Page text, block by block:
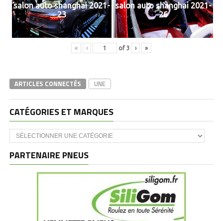
salon auto shanghai 2021-
23
salon auto shanghai 2021-
26
« ‹ of3 › »
ARTICLES CONNECTÉS UNE
CATÉGORIES ET MARQUES
Catégories
et
PARTENAIRE PNEUS